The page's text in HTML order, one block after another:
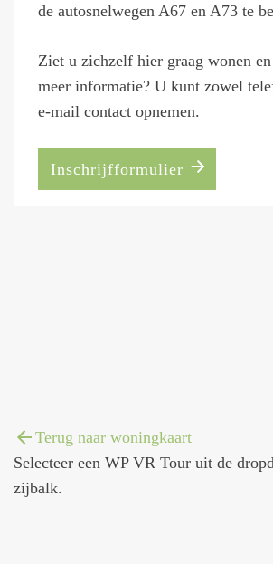
de autosnelwegen A67 en A73 te
Ziet u zichzelf hier graag wonen
meer informatie? U kunt zowel
e-mail contact opnemen.
Inschrijfformulier
Terug naar woningkaart
Selecteer een WP VR Tour uit de
zijbalk.